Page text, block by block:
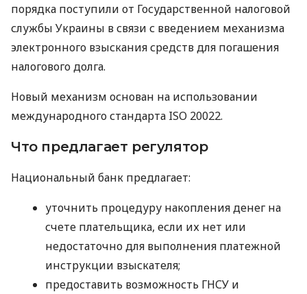
порядка поступили от Государственной налоговой
службы Украины в связи с введением механизма
электронного взыскания средств для погашения
налогового долга.
Новый механизм основан на использовании
международного стандарта ISO 20022.
Что предлагает регулятор
Национальный банк предлагает:
уточнить процедуру накопления денег на
счете плательщика, если их нет или
недостаточно для выполнения платежной
инструкции взыскателя;
предоставить возможность ГНСУ и